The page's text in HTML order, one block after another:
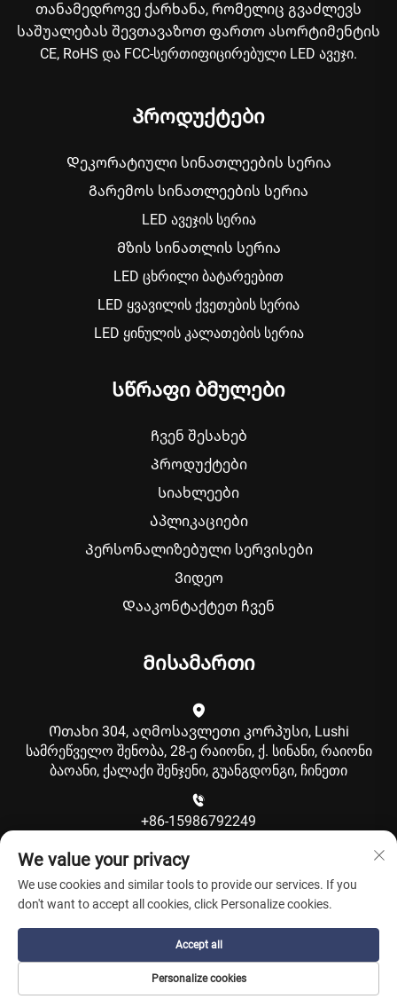
თანამედროვე ქარხანა, რომელიც გვაძლევს
საშუალებას შევთავაზოთ ფართო ასორტიმენტის
CE, RoHS და FCC-სერთიფიცირებული LED ავეჯი.
Პროდუქტები
Დეკორატიული სინათლეების სერია
Გარემოს სინათლეების სერია
LED ავეჯის სერია
Მზის სინათლის სერია
LED ცხრილი ბატარეებით
LED ყვავილის ქვეთების სერია
LED ყინულის კალათების სერია
Სწრაფი ბმულები
Ჩვენ შესახებ
Პროდუქტები
Სიახლეები
Აპლიკაციები
Პერსონალიზებული სერვისები
Ვიდეო
Დააკონტაქტეთ ჩვენ
Მისამართი
Ოთახი 304, აღმოსავლეთი კორპუსი, Lushi
სამრეწველო შენობა, 28-ე რაიონი, ქ. სინანი, რაიონი
ბაოანი, ქალაქი შენჯენი, გუანგდონგი, ჩინეთი
+86-15986792249
[email protected]
Copyright © Shenzhen Coolqing Technology Co., Ltd. All
Rights Reserved - Კონფიდენციალურობის პოლიტიკა-
Ბლოგი
We value your privacy
We use cookies and similar tools to provide our services. If you
don't want to accept all cookies, click Personalize cookies.
Personalize cookies
Accept all